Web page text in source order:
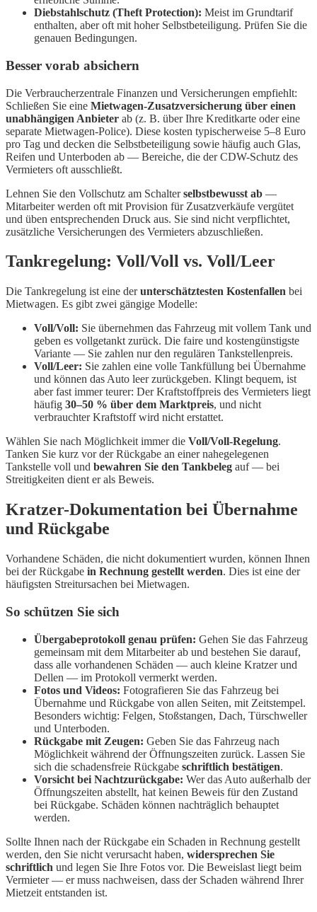
Diebstahlschutz (Theft Protection): Meist im Grundtarif
enthalten, aber oft mit hoher Selbstbeteiligung. Prüfen Sie die
genauen Bedingungen.
Besser vorab absichern
Die Verbraucherzentrale Finanzen und Versicherungen empfiehlt:
Schließen Sie eine Mietwagen-Zusatzversicherung über einen
unabhängigen Anbieter ab (z. B. über Ihre Kreditkarte oder eine
separate Mietwagen-Police). Diese kosten typischerweise 5–8 Euro
pro Tag und decken die Selbstbeteiligung sowie häufig auch Glas,
Reifen und Unterboden ab — Bereiche, die der CDW-Schutz des
Vermieters oft ausschließt.
Lehnen Sie den Vollschutz am Schalterselbstbewusst ab —
Mitarbeiter werden oft mit Provision für Zusatzverkäufe vergütet
und üben entsprechenden Druck aus. Sie sind nicht verpflichtet,
zusätzliche Versicherungen des Vermieters abzuschließen.
Tankregelung: Voll/Voll vs. Voll/Leer
Die Tankregelung ist eine derunterschätztesten Kostenfallen bei
Mietwagen. Es gibt zwei gängige Modelle:
Voll/Voll: Sie übernehmen das Fahrzeug mit vollem Tank und
geben es vollgetankt zurück. Die faire und kostengünstigste
Variante — Sie zahlen nur den regulären Tankstellenpreis.
Voll/Leer: Sie zahlen eine volle Tankfüllung bei Übernahme
und können das Auto leer zurückgeben. Klingt bequem, ist
aber fast immer teurer: Der Kraftstoffpreis des Vermieters liegt
häufig 30–50 % über dem Marktpreis, und nicht
verbrauchter Kraftstoff wird nicht erstattet.
Wählen Sie nach Möglichkeit immer die Voll/Voll-Regelung.
Tanken Sie kurz vor der Rückgabe an einer nahegelegenen
Tankstelle voll und bewahren Sie den Tankbeleg auf — bei
Streitigkeiten dient er als Beweis.
Kratzer-Dokumentation bei Übernahme
und Rückgabe
Vorhandene Schäden, die nicht dokumentiert wurden, können Ihnen
bei der Rückgabe in Rechnung gestellt werden. Dies ist eine der
häufigsten Streitursachen bei Mietwagen.
So schützen Sie sich
Übergabeprotokoll genau prüfen: Gehen Sie das Fahrzeug
gemeinsam mit dem Mitarbeiter ab und bestehen Sie darauf,
dass alle vorhandenen Schäden — auch kleine Kratzer und
Dellen — im Protokoll vermerkt werden.
Fotos und Videos: Fotografieren Sie das Fahrzeug bei
Übernahme und Rückgabe von allen Seiten, mit Zeitstempel.
Besonders wichtig: Felgen, Stoßstangen, Dach, Türschweller
und Unterboden.
Rückgabe mit Zeugen: Geben Sie das Fahrzeug nach
Möglichkeit während der Öffnungszeiten zurück. Lassen Sie
sich die schadensfreie Rückgabe schriftlich bestätigen.
Vorsicht bei Nachtzurückgabe: Wer das Auto außerhalb der
Öffnungszeiten abstellt, hat keinen Beweis für den Zustand
bei Rückgabe. Schäden können nachträglich behauptet
werden.
Sollte Ihnen nach der Rückgabe ein Schaden in Rechnung gestellt
werden, den Sie nicht verursacht haben, widersprechen Sie
schriftlich und legen Sie Ihre Fotos vor. Die Beweislast liegt beim
Vermieter — er muss nachweisen, dass der Schaden während Ihrer
Mietzeit entstanden ist.